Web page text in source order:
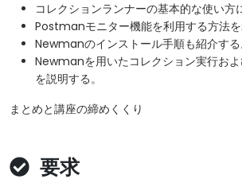
コレクションランナーの基本的な使い方
Postmanモニター機能を利用する方法を
Newmanのインストール手順も紹介する
Newmanを用いたコレクション実行お
を説明する。
まとめと講座の締めくくり
要求